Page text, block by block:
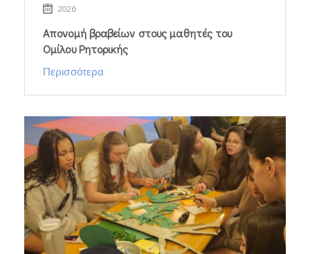
2026
Απονομή βραβείων στους μαθητές του
Ομίλου Ρητορικής
Περισσότερα